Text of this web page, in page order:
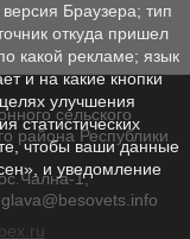
сельского
района Республики
1,
Браузера; тип
откуда пришел
какой рекламе; язык
и на какие кнопки
улучшения
статистических
чтобы ваши данные
и уведомление